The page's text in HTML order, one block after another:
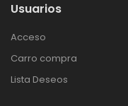
Usuarios
Acceso
Carro compra
Lista Deseos